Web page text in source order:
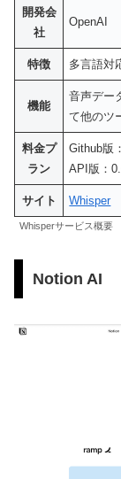
開発会
社
OpenAI
特徴 多言語対
機能
音声デー
て他のツ
料金プ
ラン
Github版
API版：
サイト Whisper
Whisperサービス概要
Notion AI